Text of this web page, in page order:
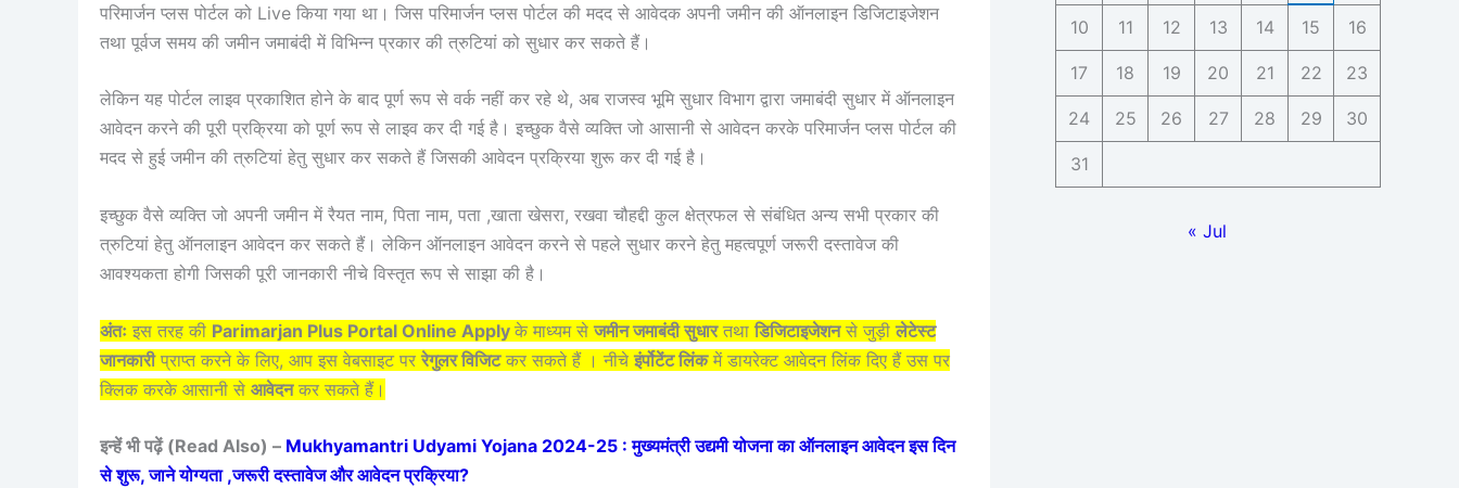
परिमार्जन प्लस पोर्टल को Live किया गया था। जिस परिमार्जन प्लस पोर्टल की मदद से आवेदक अपनी जमीन की ऑनलाइन डिजिटाइजेशन
तथा पूर्वज समय की जमीन जमाबंदी में विभिन्न प्रकार की त्रुटियां को सुधार कर सकते हैं।
लेकिन यह पोर्टल लाइव प्रकाशित होने के बाद पूर्ण रूप से वर्क नहीं कर रहे थे, अब राजस्व भूमि सुधार विभाग द्वारा जमाबंदी सुधार में ऑनलाइन
आवेदन करने की पूरी प्रक्रिया को पूर्ण रूप से लाइव कर दी गई है। इच्छुक वैसे व्यक्ति जो आसानी से आवेदन करके परिमार्जन प्लस पोर्टल की
मदद से हुई जमीन की त्रुटियां हेतु सुधार कर सकते हैं जिसकी आवेदन प्रक्रिया शुरू कर दी गई है।
इच्छुक वैसे व्यक्ति जो अपनी जमीन में रैयत नाम, पिता नाम, पता ,खाता खेसरा, रखवा चौहद्दी कुल क्षेत्रफल से संबंधित अन्य सभी प्रकार की
त्रुटियां हेतु ऑनलाइन आवेदन कर सकते हैं। लेकिन ऑनलाइन आवेदन करने से पहले सुधार करने हेतु महत्वपूर्ण जरूरी दस्तावेज की
आवश्यकता होगी जिसकी पूरी जानकारी नीचे विस्तृत रूप से साझा की है।
अंतः इस तरह की Parimarjan Plus Portal Online Apply के माध्यम से जमीन जमाबंदी सुधारतथा डिजिटाइजेशनसे जुड़ी लेटेस्ट
जानकारीप्राप्त करने के लिए, आप इस वेबसाइट पर रेगुलर विजिटकर सकते हैं । नीचे इंर्पोटेंट लिंकमें डायरेक्ट आवेदन लिंक दिए हैं उस पर
क्लिक करके आसानी से आवेदनकर सकते हैं।
इन्हें भी पढ़ें (Read Also) – Mukhyamantri Udyami Yojana 2024-25 : मुख्यमंत्री उद्यमी योजना का ऑनलाइन आवेदन इस दिन
से शुरू, जाने योग्यता ,जरूरी दस्तावेज और आवेदन प्रक्रिया?
10 11 12 13 14 15 16
17 18 19 20 21 22 23
24 25 26 27 28 29 30
31
« Jul